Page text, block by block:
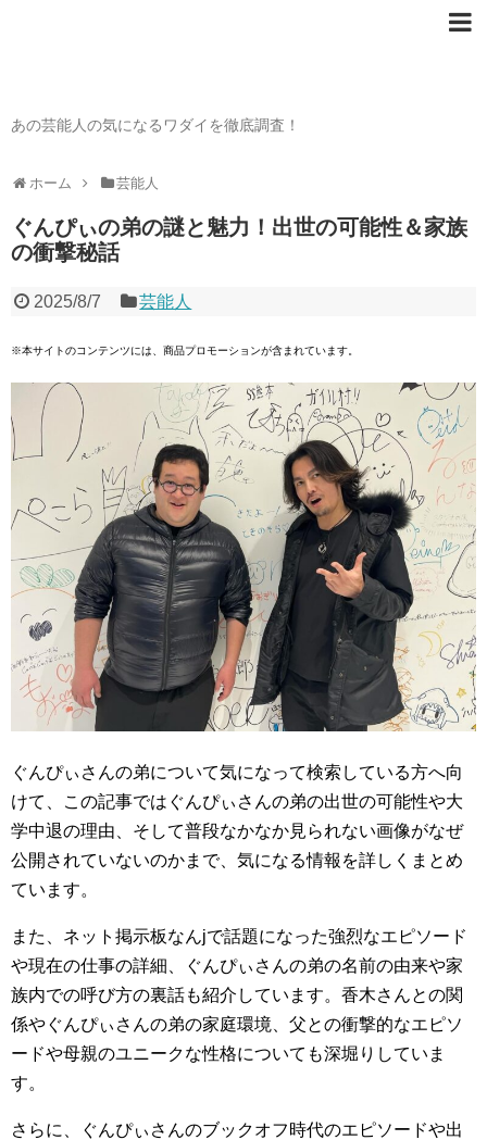
あの芸能人の気になるワダイを徹底調査！
ホーム 芸能人
ぐんぴぃの弟の謎と魅力！出世の可能性＆家族
の衝撃秘話
2025/8/7 芸能人
※本サイトのコンテンツには、商品プロモーションが含まれています。
ぐんぴぃさんの弟について気になって検索している方へ向
けて、この記事ではぐんぴぃさんの弟の出世の可能性や大
学中退の理由、そして普段なかなか見られない画像がなぜ
公開されていないのかまで、気になる情報を詳しくまとめ
ています。
また、ネット掲示板なんjで話題になった強烈なエピソード
や現在の仕事の詳細、ぐんぴぃさんの弟の名前の由来や家
族内での呼び方の裏話も紹介しています。香木さんとの関
係やぐんぴぃさんの弟の家庭環境、父との衝撃的なエピソ
ードや母親のユニークな性格についても深堀りしていま
す。
さらに、ぐんぴぃさんのブックオフ時代のエピソードや出